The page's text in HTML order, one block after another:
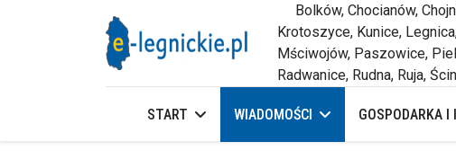
Bolków, Chocianów,
Krotoszyce, Kunice,
Mściwojów, Paszowice,
Radwanice, Rudna, Ruja,
START WIADOMOŚCI GOSPODARKA I